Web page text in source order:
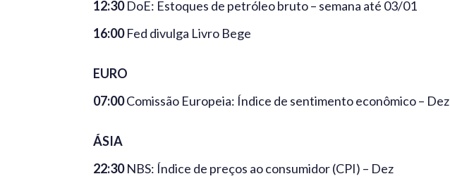
12:30DoE: Estoques de petróleo bruto – semana até 03/01
16:00Fed divulga Livro Bege
EURO
07:00Comissão Europeia: Índice de sentimento econômico – Dez
ÁSIA
22:30NBS: Índice de preços ao consumidor (CPI) – Dez